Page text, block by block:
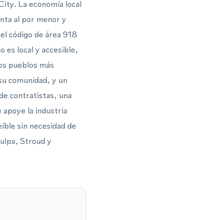
La economía local
al por menor y
código de área 918
es local y accesible,
pueblos más
comunidad, y un
contratistas, una
apoye la industria
sin necesidad de
Stroud y